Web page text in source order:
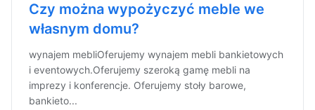
Czy można wypożyczyć meble we
własnym domu?
wynajem mebliOferujemy wynajem mebli bankietowych
i eventowych.Oferujemy szeroką gamę mebli na
imprezy i konferencje. Oferujemy stoły barowe,
bankieto...